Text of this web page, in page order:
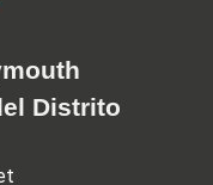
Distrito